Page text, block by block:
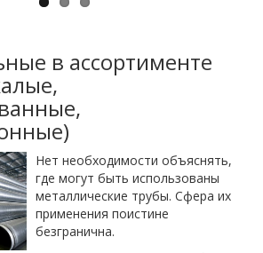
в ассортименте
Нет необходимости объяснять,
где могут быть использованы
металлические трубы. Сфера их
применения поистине
безгранична.